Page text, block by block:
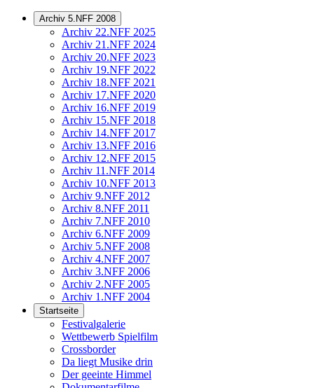
Archiv 5.NFF 2008
Archiv 22.NFF 2025
Archiv 21.NFF 2024
Archiv 20.NFF 2023
Archiv 19.NFF 2022
Archiv 18.NFF 2021
Archiv 17.NFF 2020
Archiv 16.NFF 2019
Archiv 15.NFF 2018
Archiv 14.NFF 2017
Archiv 13.NFF 2016
Archiv 12.NFF 2015
Archiv 11.NFF 2014
Archiv 10.NFF 2013
Archiv 9.NFF 2012
Archiv 8.NFF 2011
Archiv 7.NFF 2010
Archiv 6.NFF 2009
Archiv 5.NFF 2008
Archiv 4.NFF 2007
Archiv 3.NFF 2006
Archiv 2.NFF 2005
Archiv 1.NFF 2004
Startseite
Festivalgalerie
Wettbewerb Spielfilm
Crossborder
Da liegt Musike drin
Der geeinte Himmel